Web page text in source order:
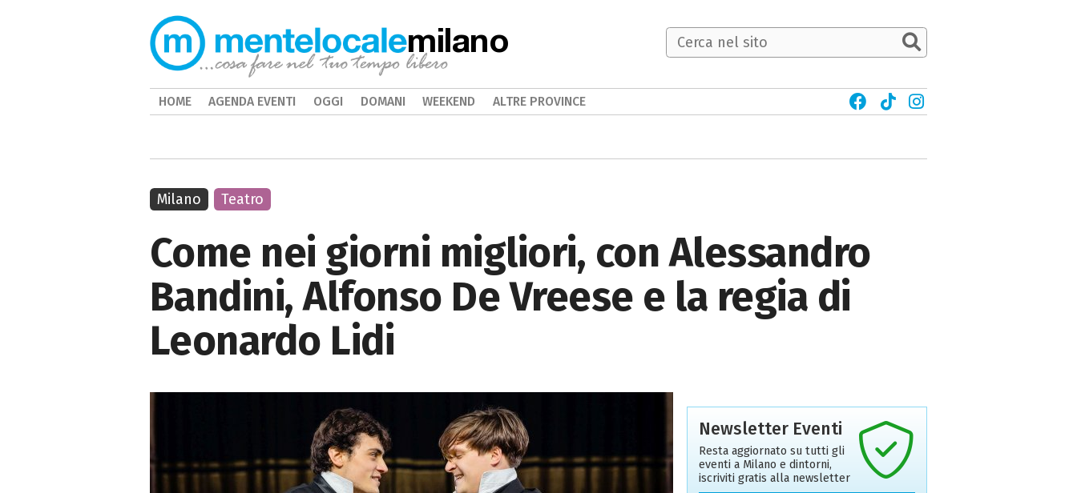
Come nei giorni migliori, con Alessandro
Bandini, Alfonso De Vreese e la regia di
Leonardo Lidi
Milano Teatro
Newsletter Eventi
Resta aggiornato su tutti gli
eventi a Milano e dintorni,
iscriviti gratis alla newsletter
milano
HOME AGENDA EVENTI OGGI DOMANI WEEKEND ALTRE PROVINCE